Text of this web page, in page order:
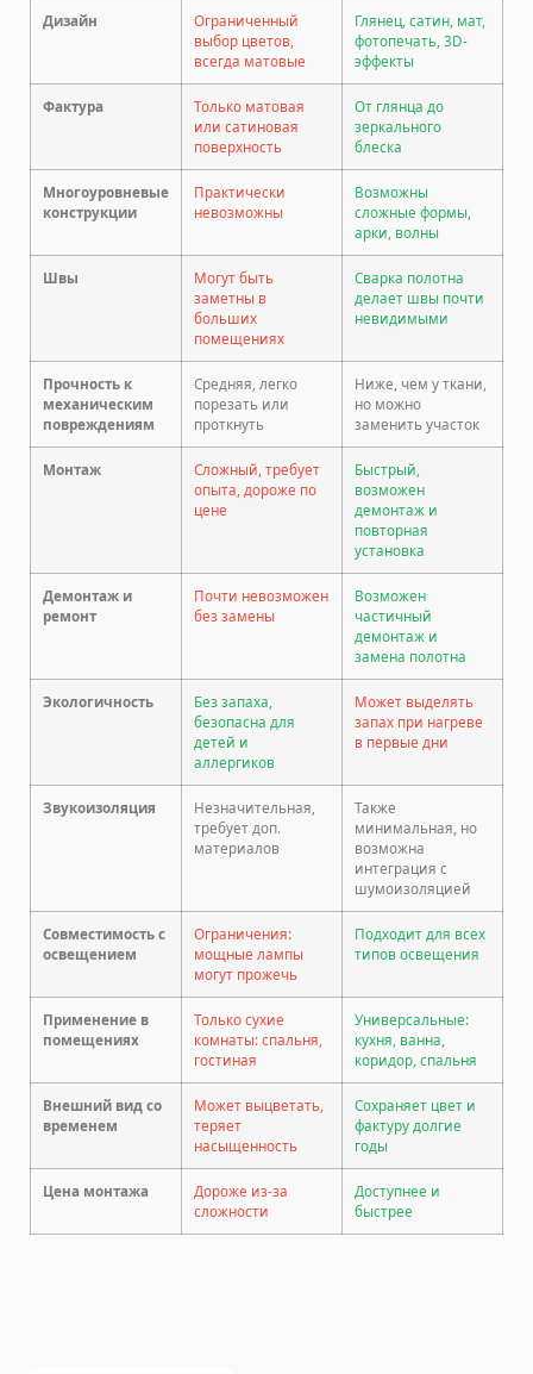
Дизайн
Ограниченный
выбор цветов,
всегда матовые
Глянец, сатин, мат,
фотопечать, 3D-
эффекты
Фактура
Только матовая
или сатиновая
поверхность
От глянца до
зеркального
блеска
Многоуровневые
конструкции
Практически
невозможны
Возможны
сложные формы,
арки, волны
Швы
Могут быть
заметны в
больших
помещениях
Сварка полотна
делает швы почти
невидимыми
Прочность к
механическим
повреждениям
Средняя, легко
порезать или
проткнуть
Ниже, чем у ткани,
но можно
заменить участок
Монтаж
Сложный, требует
опыта, дороже по
цене
Быстрый,
возможен
демонтаж и
повторная
установка
Демонтаж и
ремонт
Почти невозможен
без замены
Возможен
частичный
демонтаж и
замена полотна
Экологичность
Без запаха,
безопасна для
детей и
аллергиков
Может выделять
запах при нагреве
в первые дни
Звукоизоляция
Незначительная,
требует доп.
материалов
Также
минимальная, но
возможна
интеграция с
шумоизоляцией
Совместимость с
освещением
Ограничения:
мощные лампы
могут прожечь
Подходит для всех
типов освещения
Применение в
помещениях
Только сухие
комнаты: спальня,
гостиная
Универсальные:
кухня, ванна,
коридор, спальня
Внешний вид со
временем
Может выцветать,
теряет
насыщенность
Сохраняет цвет и
фактуру долгие
годы
Цена монтажа
Дороже из-за
сложности
Доступнее и
быстрее